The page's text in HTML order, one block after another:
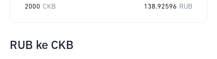
2000 CKB 138.92596 RUB
RUB ke CKB